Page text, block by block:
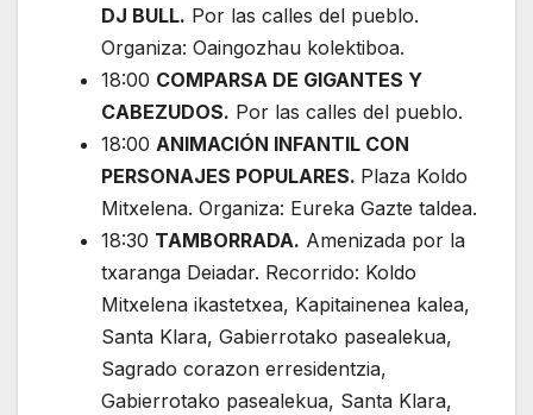
DJ BULL. Por las calles del pueblo.
Organiza: Oaingozhau kolektiboa.
18:00 COMPARSA DE GIGANTES Y
CABEZUDOS. Por las calles del pueblo.
18:00 ANIMACIÓN INFANTIL CON
PERSONAJES POPULARES. Plaza Koldo
Mitxelena. Organiza: Eureka Gazte taldea.
18:30 TAMBORRADA. Amenizada por la
txaranga Deiadar. Recorrido: Koldo
Mitxelena ikastetxea, Kapitainenea kalea,
Santa Klara, Gabierrotako pasealekua,
Sagrado corazon erresidentzia,
Gabierrotako pasealekua, Santa Klara,